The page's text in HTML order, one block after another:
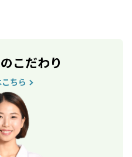
こだわり
ちら